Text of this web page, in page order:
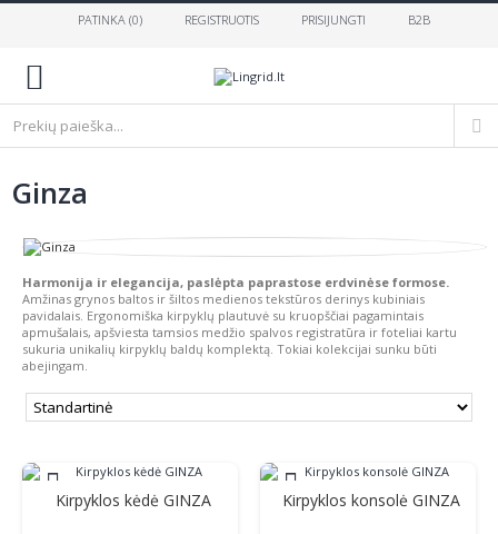
PATINKA (0) REGISTRUOTIS PRISIJUNGTI B2B
Ginza
Harmonija ir elegancija, paslėpta paprastose erdvinėse formose.
Amžinas grynos baltos ir šiltos medienos tekstūros derinys kubiniais
pavidalais. Ergonomiška kirpyklų plautuvė su kruopščiai pagamintais
apmušalais, apšviesta tamsios medžio spalvos registratūra ir foteliai kartu
sukuria unikalių kirpyklų baldų komplektą. Tokiai kolekcijai sunku būti
abejingam.
Kirpyklos kėdė GINZA Kirpyklos konsolė GINZA